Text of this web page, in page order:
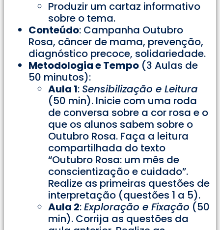
Produzir um cartaz informativo
sobre o tema.
Conteúdo: Campanha Outubro
Rosa, câncer de mama, prevenção,
diagnóstico precoce, solidariedade.
Metodologia e Tempo (3 Aulas de
50 minutos):
Aula 1: Sensibilização e Leitura
(50 min). Inicie com uma roda
de conversa sobre a cor rosa e o
que os alunos sabem sobre o
Outubro Rosa. Faça a leitura
compartilhada do texto
“Outubro Rosa: um mês de
conscientização e cuidado”.
Realize as primeiras questões de
interpretação (questões 1 a 5).
Aula 2:Exploração e Fixação (50
min). Corrija as questões da